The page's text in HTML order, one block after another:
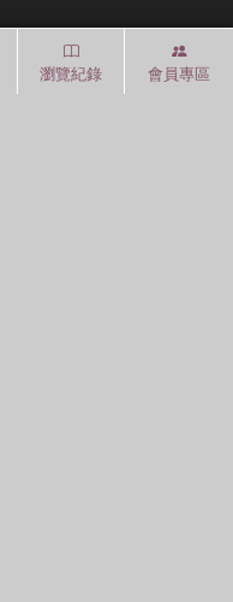
瀏覽紀錄 會員專區
人才招募
圖書分類法